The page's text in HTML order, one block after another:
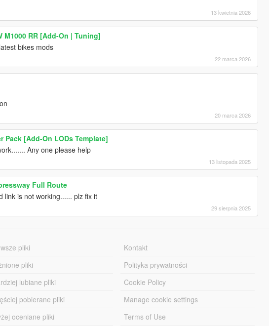
13 kwietnia 2026
M1000 RR [Add-On | Tuning]
bikes mods
22 marca 2026
20 marca 2026
Pack [Add-On LODs Template]
Any one please help
13 listopada 2025
Full Route
link is not working...... plz fix it
29 sierpnia 2025
pliki
pliki
lubiane pliki
pobierane pliki
oceniane pliki
Kontakt
Polityka prywatności
Cookie Policy
Manage cookie settings
Terms of Use